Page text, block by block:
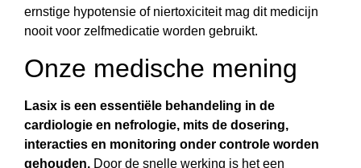
ernstige hypotensie of niertoxiciteit mag dit medicijn
nooit voor zelfmedicatie worden gebruikt.
Onze medische mening
Lasix is een essentiële behandeling in de
cardiologie en nefrologie, mits de dosering,
interacties en monitoring onder controle worden
gehouden. Door de snelle werking is het een